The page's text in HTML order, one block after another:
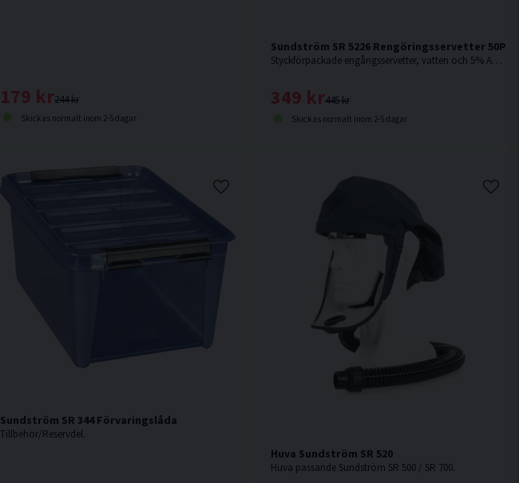
244 kr
179 kr
Skickas normalt inom 2-5 dagar
Sundström SR 5226 Rengöringsservetter 50P
Styckförpackade engångsservetter, vatten och 5% Anjon- och Nonjontensider.
445 kr
349 kr
Skickas normalt inom 2-5 dagar
Sundström SR 344 Förvaringslåda
Tillbehör/Reservdel.
Huva Sundström SR 520
Huva passande Sundström SR 500 / SR 700.